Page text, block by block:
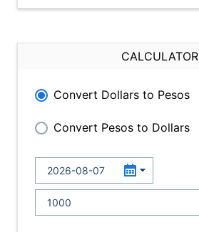
CALCULATOR
Convert Dollars to Pesos
Convert Pesos to Dollars